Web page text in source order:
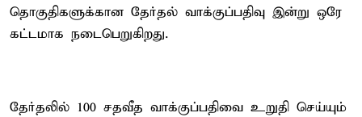
தொகுதிகளுக்கான தேர்தல் வாக்குப்பதிவு இன்று ஒரே
கட்டமாக நடைபெறுகிறது.
தேர்தலில் 100 சதவீத வாக்குப்பதிவை உறுதி செய்யும்